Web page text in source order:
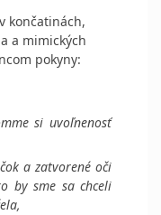
končatinách,
a mimických
pokyny:
si uvoľnenosť
a zatvorené oči
by sme sa chceli